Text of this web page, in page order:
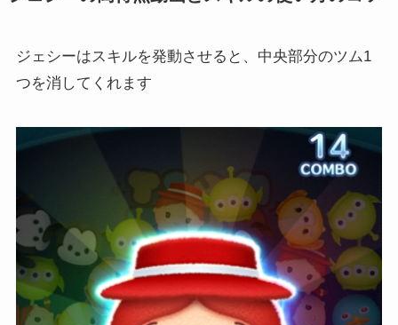
ジェシーはスキルを発動させると、中央部分のツム1
つを消してくれます